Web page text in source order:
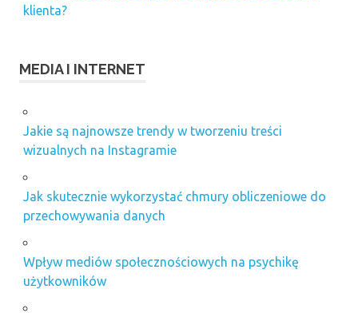
klienta?
MEDIA I INTERNET
Jakie są najnowsze trendy w tworzeniu treści
wizualnych na Instagramie
Jak skutecznie wykorzystać chmury obliczeniowe do
przechowywania danych
Wpływ mediów społecznościowych na psychikę
użytkowników